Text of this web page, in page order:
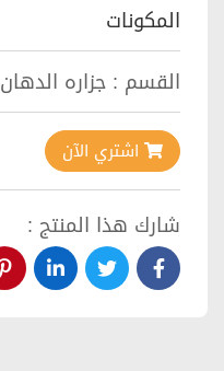
المكونات
القسم : جزاره الدهان
اشتري الآن
شارك هذا المنتج :